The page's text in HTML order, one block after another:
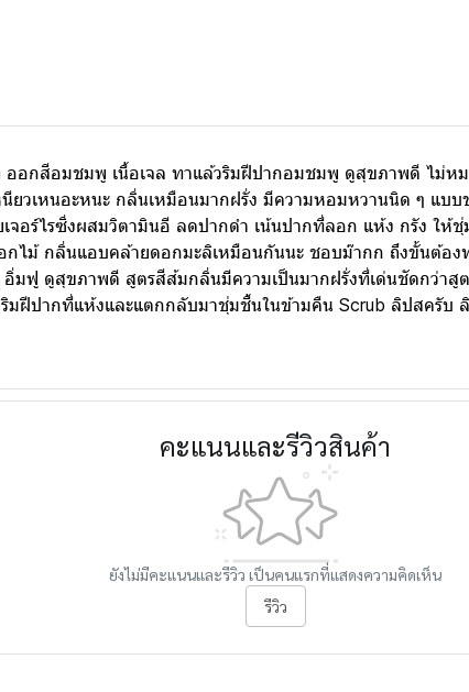
ออกสีอมชมพู เนื้อเจล ทาแล้วริมฝีปากอมชมพู ดูสุขภาพดี ไม่ห
วเหนอะหนะ กลิ่นเหมือนมากฝรั่ง มีความหอมหวานนิด ๆ แบ
อร์ไรซิ่งผสมวิตามินอี ลดปากดำ เน้นปากที่ลอก แห้ง กรัง ให้
ไม้ กลิ่นแอบคล้ายดอกมะลิเหมือนกันนะ ชอบม๊ากก ถึงขั้นต้อง
มฟู ดูสุขภาพดี สูตรสีส้มกลิ่นมีความเป็นมากฝรั่งที่เด่นชัดกว่าสู
ริมฝีปากที่แห้งและแตกกลับมาชุ่มชื้นในข้ามคืน Scrub ลิปสครั
คะแนนและรีวิวสินค้า
ยังไม่มีคะแนนและรีวิว เป็นคนแรกที่แสดงความคิดเห็น
รีวิว